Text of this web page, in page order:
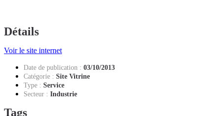
Détails
Voir le site internet
Date de publication : 03/10/2013
Catégorie : Site Vitrine
Type : Service
Secteur : Industrie
Tags